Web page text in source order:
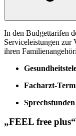
In den Budgettarifen
Serviceleistungen zur
ihren
Facharzt-
„FEEL free